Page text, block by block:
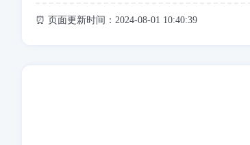
⏰ 页面更新时间：2024-08-01 10:40:39